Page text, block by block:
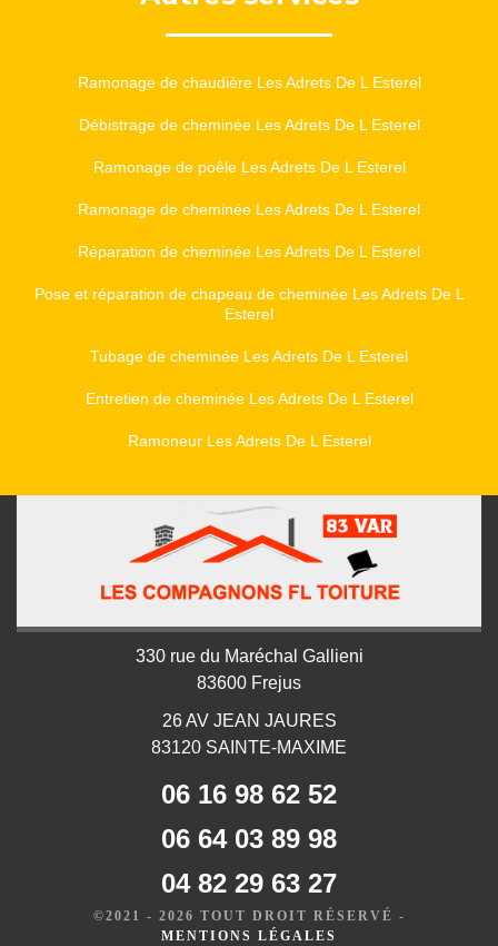
Ramonage de chaudière Les Adrets De L Esterel
Débistrage de cheminée Les Adrets De L Esterel
Ramonage de poêle Les Adrets De L Esterel
Ramonage de cheminée Les Adrets De L Esterel
Réparation de cheminée Les Adrets De L Esterel
Pose et réparation de chapeau de cheminée Les Adrets De L
Esterel
Tubage de cheminée Les Adrets De L Esterel
Entretien de cheminée Les Adrets De L Esterel
Ramoneur Les Adrets De L Esterel
330 rue du Maréchal Gallieni
83600 Frejus
26 AV JEAN JAURES
83120 SAINTE-MAXIME
06 16 98 62 52
06 64 03 89 98
04 82 29 63 27
©2021 - 2026 TOUT DROIT RÉSERVÉ -
MENTIONS LÉGALES